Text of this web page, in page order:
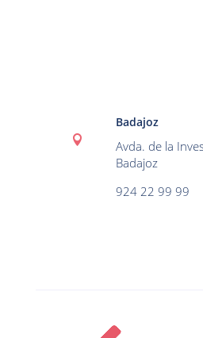

Badajoz
Avda. de la
Badajoz
924 22 99 99